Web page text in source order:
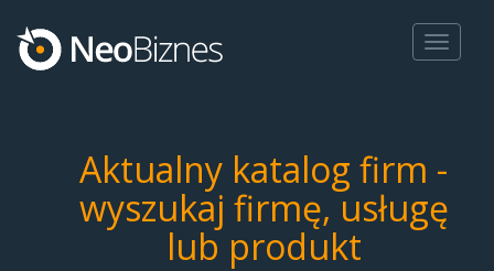
Toggle
Aktualny katalog firm -
wyszukaj firmę, usługę
lub produkt